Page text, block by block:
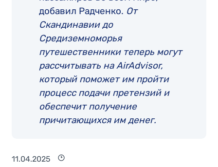
добавил Радченко. От
Скандинавии до
Средиземноморья
путешественники теперь могут
рассчитывать на AirAdvisor,
который поможет им пройти
процесс подачи претензий и
обеспечит получение
причитающихся им денег.
11.04.2025